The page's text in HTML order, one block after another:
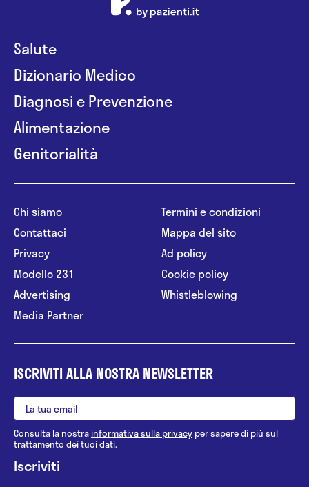
Salute
Dizionario Medico
Diagnosi e Prevenzione
Alimentazione
Genitorialità
Chi siamo
Contattaci
Privacy
Modello 231
Advertising
Media Partner
Termini e condizioni
Mappa del sito
Ad policy
Cookie policy
Whistleblowing
ISCRIVITI ALLA NOSTRA NEWSLETTER
Consulta la nostrainformativa sulla privacy per sapere di più sul
trattamento dei tuoi dati.